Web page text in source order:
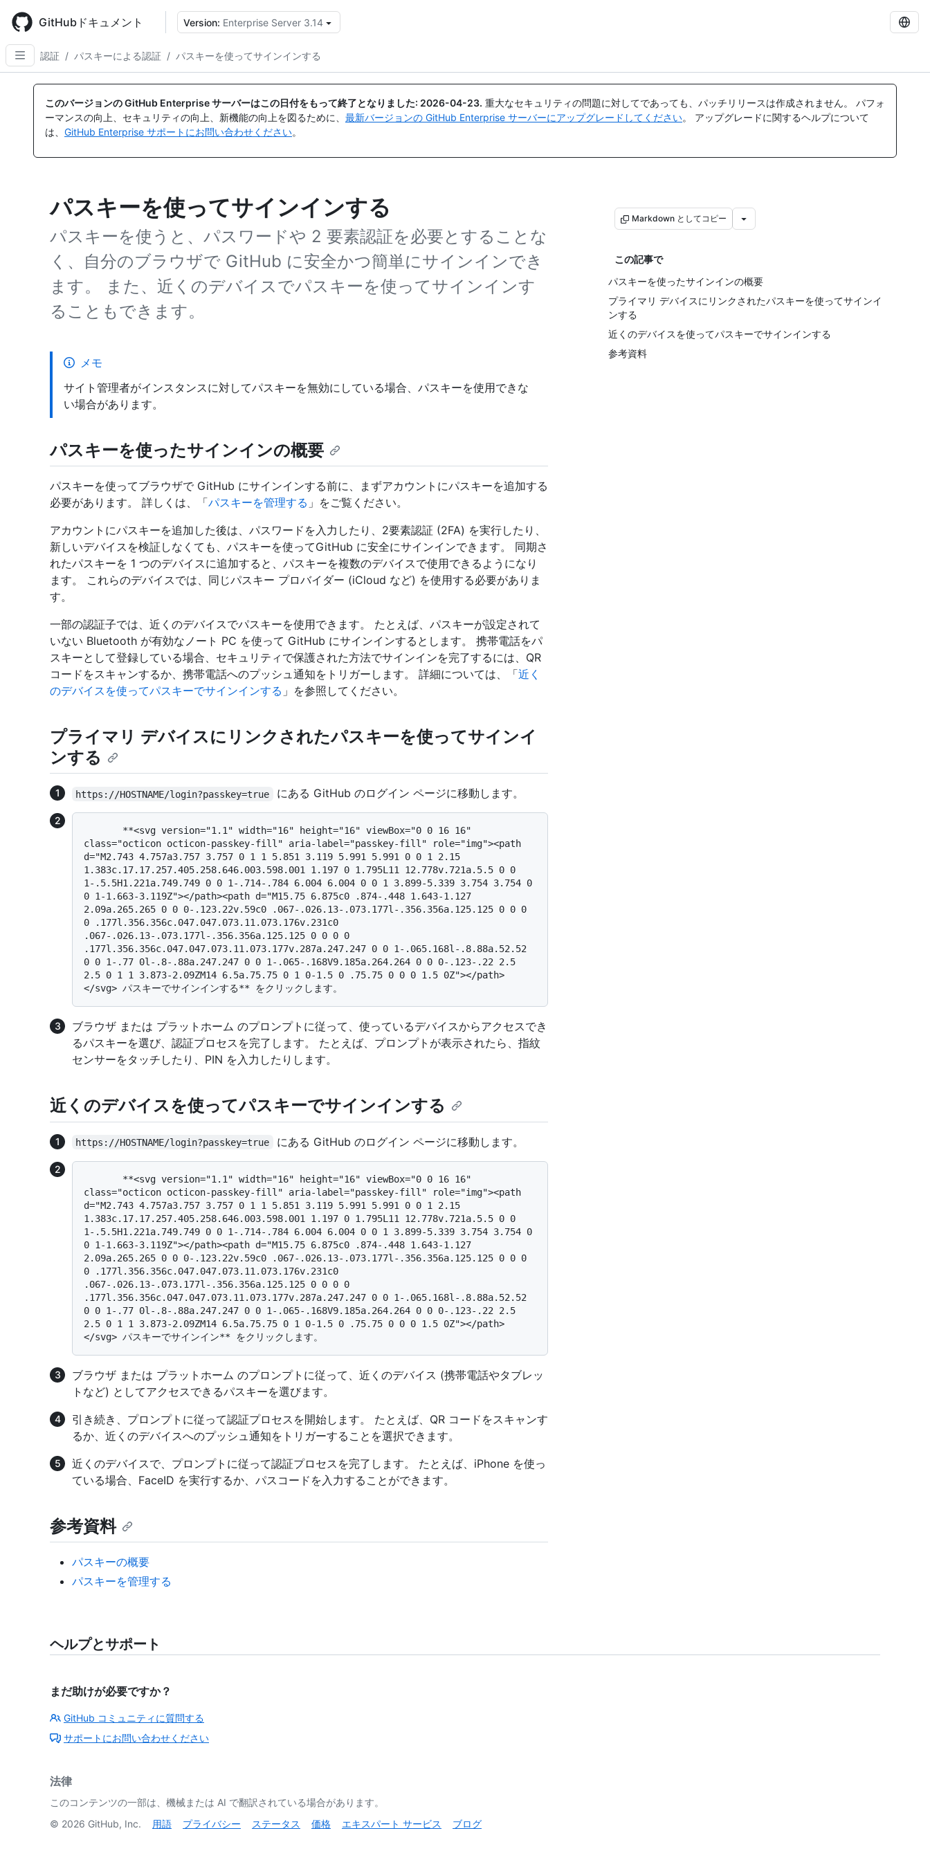
main
content
GitHubドキュメント Version: Enterprise Server 3.14
認証 / パスキーによる認証 / パスキーを使ってサインインする
このバージョンの GitHub Enterprise サーバーはこの日付をもって終了となりました: 2026-04-23. 重大なセキュリティの問題に対してであっても、パッチリリースは作成されません。 パフォ
ーマンスの向上、セキュリティの向上、新機能の向上を図るために、 最新バージョンの GitHub Enterprise サーバーにアップグレードしてください。 アップグレードに関するヘルプについて
は、 GitHub Enterprise サポートにお問い合わせください。
パスキーを使ってサインインする
パスキーを使うと、パスワードや 2 要素認証を必要とすることな
く、自分のブラウザで GitHub に安全かつ簡単にサインインでき
ます。 また、近くのデバイスでパスキーを使ってサインインす
ることもできます。
Markdown としてコピー
この記事で
パスキーを使ったサインインの概要
プライマリ デバイスにリンクされたパスキーを使ってサインイ
ンする
近くのデバイスを使ってパスキーでサインインする
参考資料
メモ
サイト管理者がインスタンスに対してパスキーを無効にしている場合、パスキーを使用できな
い場合があります。
パスキーを使ったサインインの概要
パスキーを使ってブラウザで GitHub にサインインする前に、まずアカウントにパスキーを追加する
必要があります。 詳しくは、「パスキーを管理する 」をご覧ください。
アカウントにパスキーを追加した後は、パスワードを入力したり、2要素認証 (2FA) を実行したり、
新しいデバイスを検証しなくても、パスキーを使ってGitHub に安全にサインインできます。 同期さ
れたパスキーを 1 つのデバイスに追加すると、パスキーを複数のデバイスで使用できるようになり
ます。 これらのデバイスでは、同じパスキー プロバイダー (iCloud など) を使用する必要がありま
す。
一部の認証子では、近くのデバイスでパスキーを使用できます。 たとえば、パスキーが設定されて
いない Bluetooth が有効なノート PC を使って GitHub にサインインするとします。 携帯電話をパ
スキーとして登録している場合、セキュリティで保護された方法でサインインを完了するには、QR
コードをスキャンするか、携帯電話へのプッシュ通知をトリガーします。 詳細については、「近く
のデバイスを使ってパスキーでサインインする 」を参照してください。
プライマリ デバイスにリンクされたパスキーを使ってサインイ
ンする
https://HOSTNAME/login?passkey=true にある GitHub のログイン ページに移動します。
class="octicon octicon-passkey-fill" aria-label="passkey-fill" role="img"><path
d="M2.743 4.757a3.757 3.757 0 1 1 5.851 3.119 5.991 5.991 0 0 1 2.15
1.383c.17.17.257.405.258.646.003.598.001 1.197 0 1.795L11 12.778v.721a.5.5 0 0
1-.5.5H1.221a.749.749 0 0 1-.714-.784 6.004 6.004 0 0 1 3.899-5.339 3.754 3.754 0
0 1-1.663-3.119Z"></path><path d="M15.75 6.875c0 .874-.448 1.643-1.127
2.09a.265.265 0 0 0-.123.22v.59c0 .067-.026.13-.073.177l-.356.356a.125.125 0 0 0
0 .177l.356.356c.047.047.073.11.073.176v.231c0
.067-.026.13-.073.177l-.356.356a.125.125 0 0 0 0
.177l.356.356c.047.047.073.11.073.177v.287a.247.247 0 0 1-.065.168l-.8.88a.52.52
0 0 1-.77 0l-.8-.88a.247.247 0 0 1-.065-.168V9.185a.264.264 0 0 0-.123-.22 2.5
2.5 0 1 1 3.873-2.09ZM14 6.5a.75.75 0 1 0-1.5 0 .75.75 0 0 0 1.5 0Z"></path>
ブラウザ または プラットホーム のプロンプトに従って、使っているデバイスからアクセスでき
るパスキーを選び、認証プロセスを完了します。 たとえば、プロンプトが表示されたら、指紋
センサーをタッチしたり、PIN を入力したりします。
近くのデバイスを使ってパスキーでサインインする
https://HOSTNAME/login?passkey=true にある GitHub のログイン ページに移動します。
class="octicon octicon-passkey-fill" aria-label="passkey-fill" role="img"><path
d="M2.743 4.757a3.757 3.757 0 1 1 5.851 3.119 5.991 5.991 0 0 1 2.15
1.383c.17.17.257.405.258.646.003.598.001 1.197 0 1.795L11 12.778v.721a.5.5 0 0
1-.5.5H1.221a.749.749 0 0 1-.714-.784 6.004 6.004 0 0 1 3.899-5.339 3.754 3.754 0
0 1-1.663-3.119Z"></path><path d="M15.75 6.875c0 .874-.448 1.643-1.127
2.09a.265.265 0 0 0-.123.22v.59c0 .067-.026.13-.073.177l-.356.356a.125.125 0 0 0
0 .177l.356.356c.047.047.073.11.073.176v.231c0
.067-.026.13-.073.177l-.356.356a.125.125 0 0 0 0
.177l.356.356c.047.047.073.11.073.177v.287a.247.247 0 0 1-.065.168l-.8.88a.52.52
0 0 1-.77 0l-.8-.88a.247.247 0 0 1-.065-.168V9.185a.264.264 0 0 0-.123-.22 2.5
2.5 0 1 1 3.873-2.09ZM14 6.5a.75.75 0 1 0-1.5 0 .75.75 0 0 0 1.5 0Z"></path>
ブラウザ または プラットホーム のプロンプトに従って、近くのデバイス (携帯電話やタブレッ
トなど) としてアクセスできるパスキーを選びます。
引き続き、プロンプトに従って認証プロセスを開始します。 たとえば、QR コードをスキャンす
るか、近くのデバイスへのプッシュ通知をトリガーすることを選択できます。
近くのデバイスで、プロンプトに従って認証プロセスを完了します。 たとえば、iPhone を使っ
ている場合、FaceID を実行するか、パスコードを入力することができます。
参考資料
パスキーの概要
パスキーを管理する
ヘルプとサポート
まだ助けが必要ですか？
GitHub コミュニティに質問する
サポートにお問い合わせください
法律
このコンテンツの一部は、機械または AI で翻訳されている場合があります。
© 2026 GitHub, Inc. 用語 プライバシー ステータス 価格 エキスパート サービス ブログ